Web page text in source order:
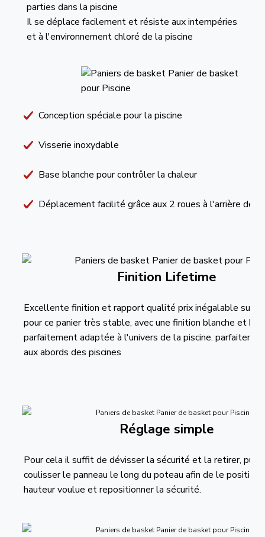
parties dans la piscine
Il se déplace facilement et résiste aux intempéries
et à l'environnement chloré de la piscine
Conception spéciale pour la piscine
Visserie inoxydable
Base blanche pour contrôler la chaleur
Déplacement facilité grâce aux 2 roues à l'arrière de
Finition Lifetime
Excellente finition et rapport qualité prix inégalable sur le
pour ce panier très stable, avec une finition blanche et
parfaitement adaptée à l'univers de la piscine.
aux abords des piscines
Réglage simple
Pour cela il suffit de dévisser la sécurité et la retirer, puis
coulisser le panneau le long du poteau afin de le
hauteur voulue et repositionner la sécurité.